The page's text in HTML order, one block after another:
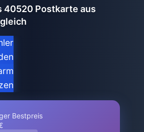
40520 Postkarte aus
Bestpreis